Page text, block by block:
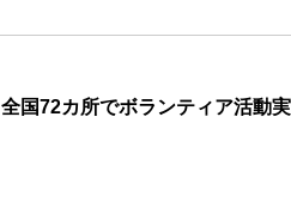
全国72カ所でボランティア活動